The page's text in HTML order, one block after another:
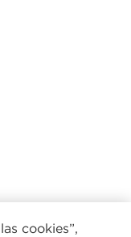
cookies”,